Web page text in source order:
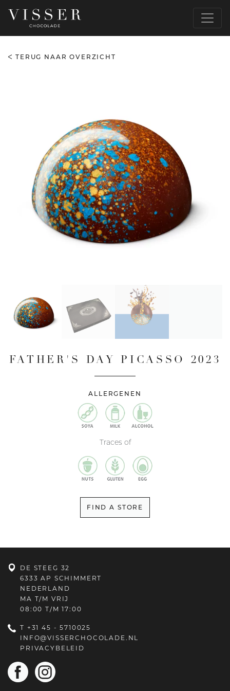
TERUG NAAR OVERZICHT
FATHER'S DAY PICASSO 2023
ALLERGENEN
Traces of
FIND A STORE
DE STEEG 32
6333 AP SCHIMMERT
NEDERLAND
MA T/M VRIJ
08:00 T/M 17:00
T +31 45 - 5710025
INFO@VISSERCHOCOLADE.NL
PRIVACYBELEID